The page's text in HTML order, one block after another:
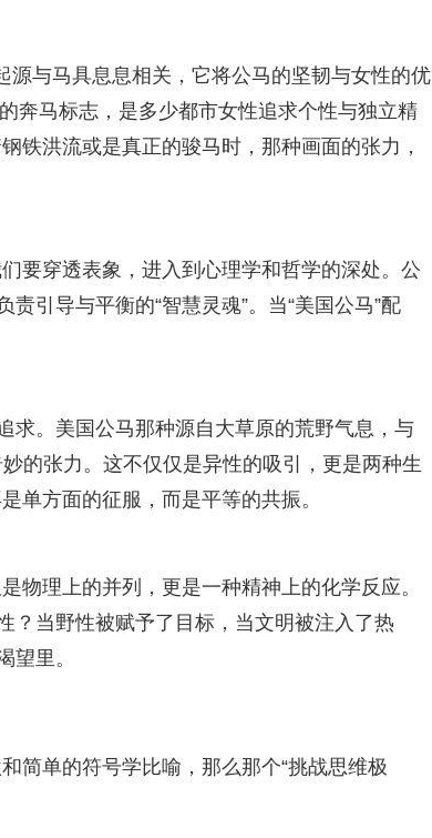
与马具息息相关，它将公马的坚韧与女性的优
奔马标志，是多少都市女性追求个性与独立精
铁洪流或是真正的骏马时，那种画面的张力，
要穿透表象，进入到心理学和哲学的深处。公
引导与平衡的“智慧灵魂”。当“美国公马”配
求。美国公马那种源自大草原的荒野气息，与
的张力。这不仅仅是异性的吸引，更是两种生
单方面的征服，而是平等的共振。
物理上的并列，更是一种精神上的化学反应。
？当野性被赋予了目标，当文明被注入了热
望里。
简单的符号学比喻，那么那个“挑战思维极